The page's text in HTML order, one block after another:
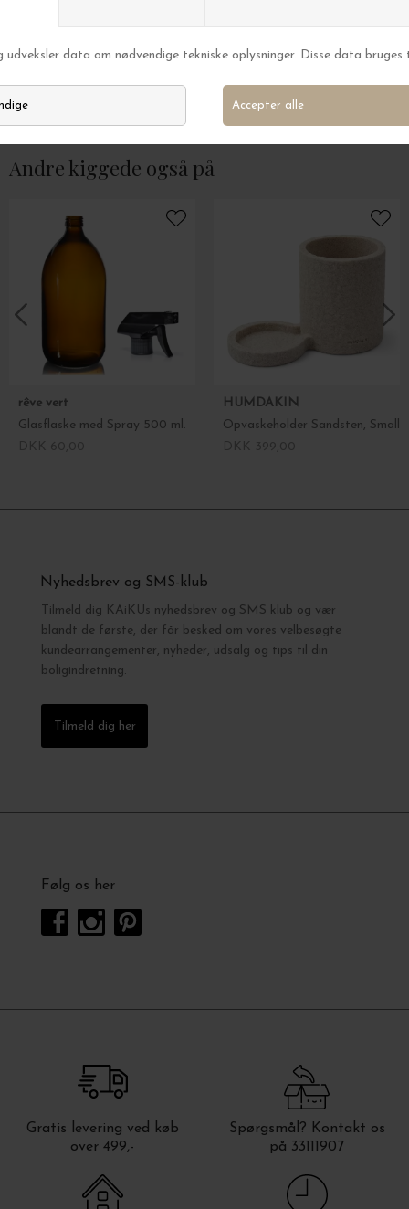
TineK Home
Rødvinsglas Ø:10*16,5
DKK 129,00
TineK Home
Hvidvinsglas på
Andre kiggede også på
rêve vert
Glasflaske med Spray 500 ml.
HUMDAKIN
Opvaskeholder Sandsten, Small
Nyhedsbrev og SMS-klub
Tilmeld dig KAiKUs nyhedsbrev og SMS klub og vær
blandt de første, der får besked om vores velbesøgte
kundearrangementer, nyheder, udsalg og tips til din
boligindretning.
Tilmeld dig her
Følg os her
Gratis levering ved køb
over 499,-
Spørgsmål? Kontakt os
på 33111907